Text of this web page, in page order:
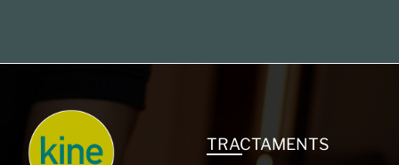
TRACTAMENTS